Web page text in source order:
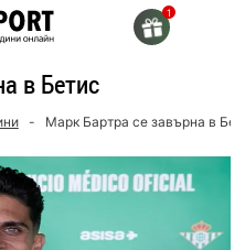
в Бетис
- Марк Бартра се завърна в